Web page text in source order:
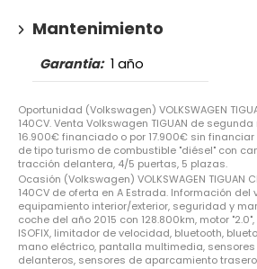
Mantenimiento
Garantia: 1 año
Oportunidad (Volkswagen) VOLKSWAGEN
140CV. Venta Volkswagen TIGUAN de
16.900€ financiado o por 17.900€ sin financiar
de tipo turismo de combustible "diésel" con
tracción delantera, 4/5 puertas, 5 plazas.
Ocasión (Volkswagen) VOLKSWAGEN TIGUAN
140CV de oferta en A Estrada. Información del
equipamiento interior/exterior, seguridad y
coche del año 2015 con 128.800km, motor "2.0",
ISOFIX, limitador de velocidad, bluetooth,
mano eléctrico, pantalla multimedia,
delanteros, sensores de aparcamiento